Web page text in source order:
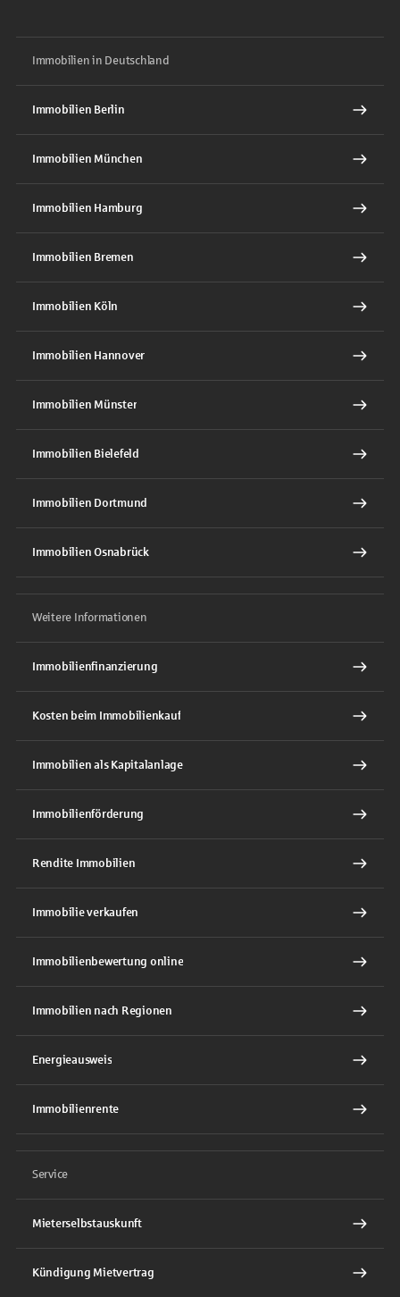
Immobilien in Deutschland
Immobilien Berlin
Immobilien München
Immobilien Hamburg
Immobilien Bremen
Immobilien Köln
Immobilien Hannover
Immobilien Münster
Immobilien Bielefeld
Immobilien Dortmund
Immobilien Osnabrück
Weitere Informationen
Immobilienfinanzierung
Kosten beim Immobilienkauf
Immobilien als Kapitalanlage
Immobilienförderung
Rendite Immobilien
Immobilie verkaufen
Immobilienbewertung online
Immobilien nach Regionen
Energieausweis
Immobilienrente
Service
Mieterselbstauskunft
Kündigung Mietvertrag